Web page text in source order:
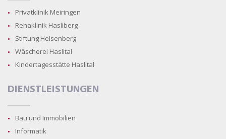
Privatklinik Meiringen
Rehaklinik Hasliberg
Stiftung Helsenberg
Wäscherei Haslital
Kindertagesstätte Haslital
DIENSTLEISTUNGEN
Bau und Immobilien
Informatik